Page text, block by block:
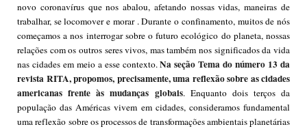
novo coronavírus que nos abalou, afetando nossas vidas, maneiras de
trabalhar, se locomover e morar . Durante o confinamento, muitos de nós
começamos a nos interrogar sobre o futuro ecológico do planeta, nossas
relações com os outros seres vivos, mas também nos significados da vida
nas cidades em meio a esse contexto.Na seção Tema do número 13 da
revista RITA, propomos, precisamente, uma reflexão sobre as cidades
americanas frente às mudanças globais. Enquanto dois terços da
população das Américas vivem em cidades, consideramos fundamental
uma reflexão sobre os processos de transformações ambientais planetárias